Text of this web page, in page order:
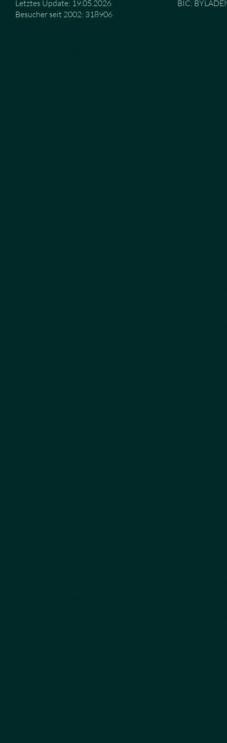
Letztes Update: 19.05.2026
Besucher seit 2002: 318906
BIC: